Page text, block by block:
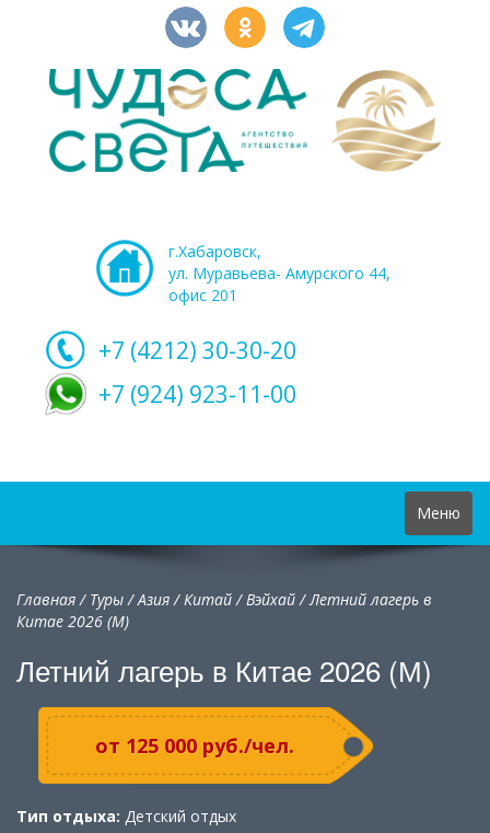
г.Хабаровск,
ул. Муравьева- Амурского 44,
офис 201
+7 (4212) 30-30-20
+7 (924) 923-11-00
Toggle
navigation
Меню
Главная/ Туры/Азия/Китай/Вэйхай / Летний лагерь в
Китае 2026 (М)
Летний лагерь в Китае 2026 (М)
от 125 000 руб./чел.
Тип отдыха: Детский отдых